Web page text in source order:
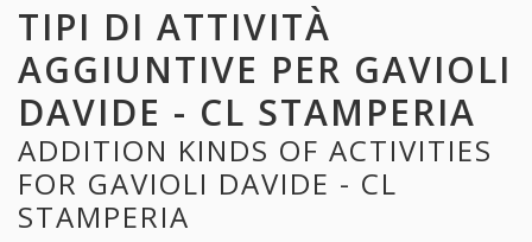
TIPI DI ATTIVITÀ
AGGIUNTIVE PER GAVIOLI
DAVIDE - CL STAMPERIA
ADDITION KINDS OF ACTIVITIES
FOR GAVIOLI DAVIDE - CL
STAMPERIA